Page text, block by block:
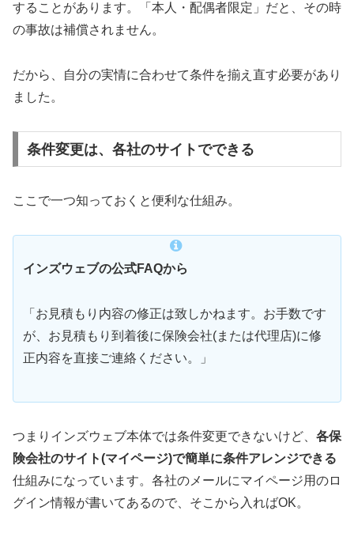
することがあります。「本人・配偶者限定」だと、その時
の事故は補償されません。
だから、自分の実情に合わせて条件を揃え直す必要があり
ました。
条件変更は、各社のサイトでできる
ここで一つ知っておくと便利な仕組み。
インズウェブの公式FAQから
「お見積もり内容の修正は致しかねます。お手数です
が、お見積もり到着後に保険会社(または代理店)に修
正内容を直接ご連絡ください。」
つまりインズウェブ本体では条件変更できないけど、 各保
険会社のサイト(マイページ)で簡単に条件アレンジできる
仕組みになっています。各社のメールにマイページ用のロ
グイン情報が書いてあるので、そこから入ればOK。